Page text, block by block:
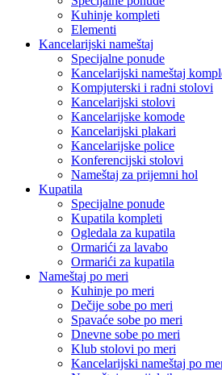
Kuhinje kompleti
Elementi
Kancelarijski nameštaj
Specijalne ponude
Kancelarijski nameštaj
Kompjuterski i radni stolovi
Kancelarijski stolovi
Kancelarijske komode
Kancelarijski plakari
Kancelarijske police
Konferencijski stolovi
Nameštaj za prijemni hol
Kupatila
Specijalne ponude
Kupatila kompleti
Ogledala za kupatila
Ormarići za lavabo
Ormarići za kupatila
Nameštaj po meri
Kuhinje po meri
Dečije sobe po meri
Spavaće sobe po meri
Dnevne sobe po meri
Klub stolovi po meri
Kancelarijski nameštaj po